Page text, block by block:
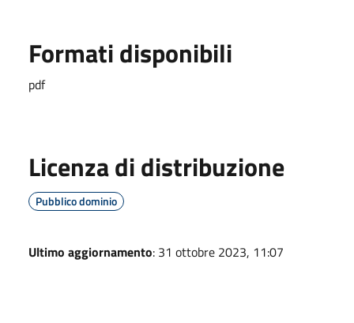
Formati disponibili
pdf
Licenza di distribuzione
Pubblico dominio
Ultimo aggiornamento: 31 ottobre 2023, 11:07